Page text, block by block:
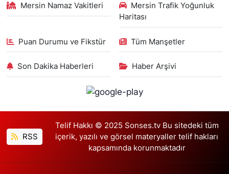
Mersin Namaz Vakitleri
Mersin Trafik Yoğunluk
Haritası
Puan Durumu ve Fikstür Tüm Manşetler
Son Dakika Haberleri Haber Arşivi
RSS
Telif Hakkı © 2025 Sonses.tv Bu sitedeki tüm
içerik, yazılı ve görsel materyaller telif hakları
kapsamında korunmaktadır